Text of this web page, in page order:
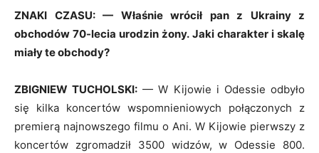
ZNAKI CZASU: — Właśnie wrócił pan z Ukrainy z
obchodów 70-lecia urodzin żony. Jaki charakter i skalę
miały te obchody?
ZBIGNIEW TUCHOLSKI: — W Kijowie i Odessie odbyło
się kilka koncertów wspomnieniowych połączonych z
premierą najnowszego filmu o Ani. W Kijowie pierwszy z
koncertów zgromadził 3500 widzów, w Odessie 800.